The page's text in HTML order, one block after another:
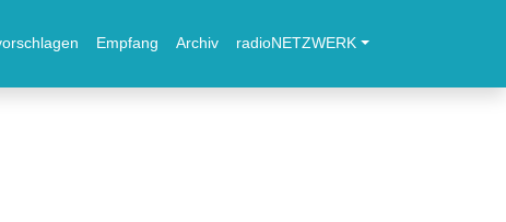
Empfang Archiv radioNETZWERK